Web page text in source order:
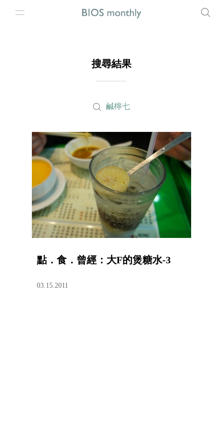
搜尋結果
鹹檸七
點．食．曾經：大F的煲糖水-3
03.15.2011